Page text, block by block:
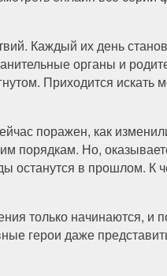
Каждый их день
органы и
Приходится искать
поражен, как
порядкам. Но,
останутся в прошлом. К
только начинаются, и
герои даже